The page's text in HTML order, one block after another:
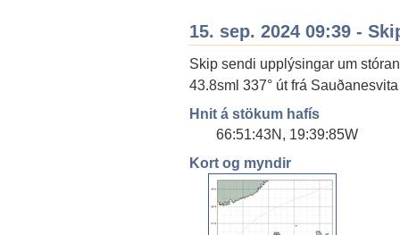
15. sep. 2024 09:39 -
Skip sendi upplýsingar um
43.8sml 337° út frá
Hnit á stökum hafís
66:51:43N, 19:39:85W
Kort og myndir